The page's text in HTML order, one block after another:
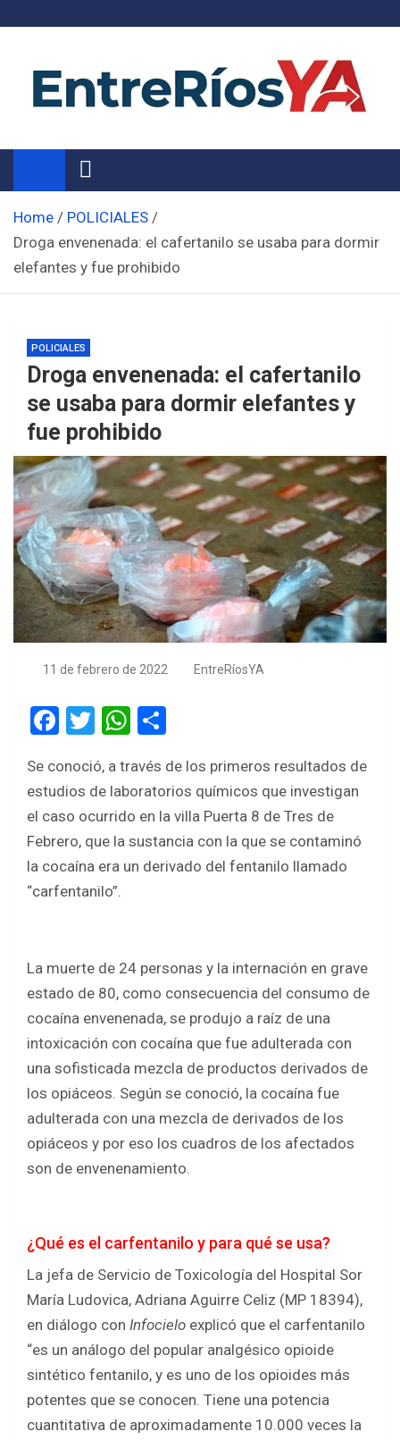
Noticias de Entre Ríos
Información de toda la provincia ahora
Home
POLICIALES
Droga envenenada: el cafertanilo se usaba para dormir
elefantes y fue prohibido
POLICIALES
Droga envenenada: el cafertanilo
se usaba para dormir elefantes y
fue prohibido
11 de febrero de 2022 EntreRíosYA
F
ce
b
o
o
k
T
tt
er
W
at
s
A
p
ar
e
Se conoció, a través de los primeros resultados de
estudios de laboratorios químicos que investigan
el caso ocurrido en la villa Puerta 8 de Tres de
Febrero, que la sustancia con la que se contaminó
la cocaína era un derivado del fentanilo llamado
“carfentanilo”.
La muerte de 24 personas y la internación en grave
estado de 80, como consecuencia del consumo de
cocaína envenenada, se produjo a raíz de una
intoxicación con cocaína que fue adulterada con
una sofisticada mezcla de productos derivados de
los opiáceos. Según se conoció, la cocaína fue
adulterada con una mezcla de derivados de los
opiáceos y por eso los cuadros de los afectados
son de envenenamiento.
¿Qué es el carfentanilo y para qué se usa?
La jefa de Servicio de Toxicología del Hospital Sor
María Ludovica, Adriana Aguirre Celiz (MP 18394),
en diálogo con Infocielo explicó que el carfentanilo
“es un análogo del popular analgésico opioide
sintético fentanilo, y es uno de los opioides más
potentes que se conocen. Tiene una potencia
cuantitativa de aproximadamente 10.000 veces la